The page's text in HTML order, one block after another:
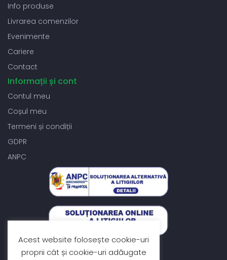
Info produse
Livrarea comenzilor
Evenimente
Cariere
Contact
Informații și cont
Contul meu
Coșul meu
Termeni și condiții
GDPR
ANPC
Contact vânzări
Acest website folosește cookie-uri
proprii cât și cookie-uri adăugate